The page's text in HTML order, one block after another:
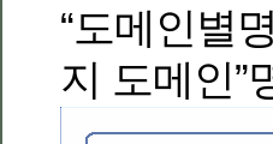
“도메인별
지 도메인”